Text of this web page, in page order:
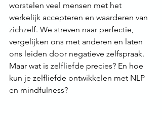
worstelen veel mensen met het
werkelijk accepteren en waarderen van
zichzelf. We streven naar perfectie,
vergelijken ons met anderen en laten
ons leiden door negatieve zelfspraak.
Maar wat is zelfliefde precies? En hoe
kun je zelfliefde ontwikkelen met NLP
en mindfulness?